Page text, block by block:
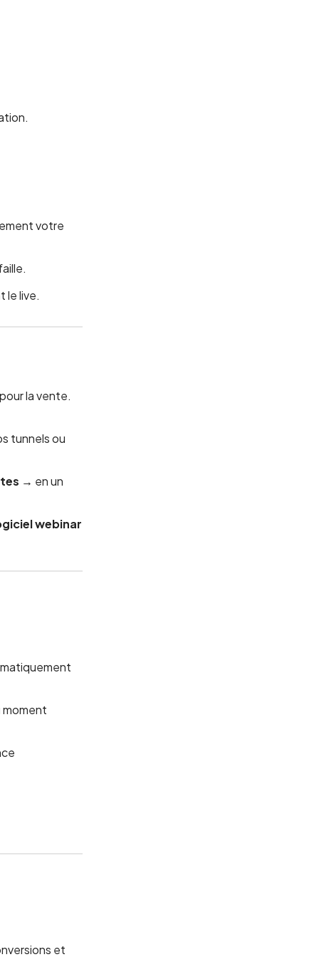
votre
le live.
la vente.
tunnels ou
→ en un
webinar
moment
et